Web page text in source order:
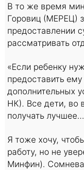
В то же время
Горовиц (МЕРЕЦ)
предоставлении
рассматривать
«Если ребенку
предоставить
дополнительных
НК). Все дети, во
получать лучшее…
Я тоже хочу,
работу, но не
Минфин).